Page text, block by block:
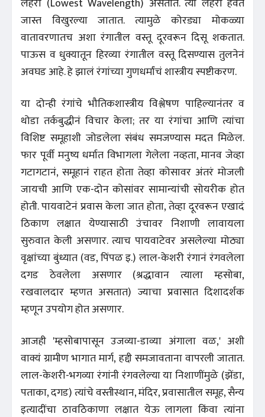
जास्त विखुरल्या जातात. त्यामुळे कोरड्या मोकळ्या
वातावरणातच अशा रंगातील वस्तू दूरवरून दिसू शकतात.
पाऊस व धुक्यातून हिरव्या रंगातील वस्तू दिसण्यास तुलनेनं
अवघड आहे. हे झालं रंगांच्या गुणधर्मांचं शास्त्रीय स्पष्टीकरण.
या दोन्ही रंगांचे भौतिकशास्त्रीय विश्लेषण पाहिल्यानंतर व
थोडा तर्कबुद्धीनं विचार केला; तर या रंगांचा आणि त्यांचा
विशिष्ट समूहाशी जोडलेला संबंध समजण्यास मदत मिळेल.
फार पूर्वी मनुष्य धर्मात विभागला गेलेला नव्हता, मानव जेव्हा
गटागटानं, समूहानं राहत होता तेव्हा कोसावर अंतरं मोजली
जायची आणि एक-दोन कोसांवर सामान्यांची सोयरीक होत
होती. पायवाटेनं प्रवास केला जात होता, तेव्हा दूरवरून एखादं
ठिकाण लक्षात येण्यासाठी उंचावर निशाणी लावायला
सुरुवात केली असणार. त्याच पायवाटेवर असलेल्या मोठ्या
वृक्षांच्या बुंध्यात (वड, पिंपळ इ.) लाल-केशरी रंगानं रंगवलेला
दगड ठेवलेला असणार (श्रद्धावान त्याला म्हसोबा,
रखवालदार म्हणत असतात) ज्याचा प्रवासात दिशादर्शक
म्हणून उपयोग होत असणार.
आजही 'म्हसोबापासून उजव्या-डाव्या अंगाला वळ,' अशी
वाक्यं ग्रामीण भागात मार्ग, हद्दी समजावताना वापरली जातात.
लाल-केशरी-भगव्या रंगांनी रंगवलेल्या या निशाणींमुळे (झेंडा,
पताका, दगड) त्यांचे वस्तीस्थान, मंदिर, प्रवासातील समूह, सैन्य
इत्यादींचा ठावठिकाणा लक्षात येऊ लागला किंवा त्यांना